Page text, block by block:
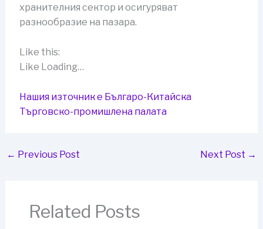
хранителния сектор и осигуряват
разнообразие на пазара.
Like this:
Like Loading…
Нашия източник е Българо-Китайска
Търговско-промишлена палaта
← Previous Post Next Post →
Related Posts